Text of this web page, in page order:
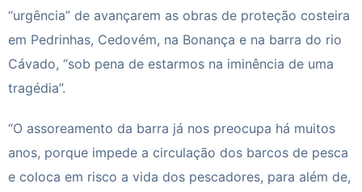
“urgência” de avançarem as obras de proteção costeira
em Pedrinhas, Cedovém, na Bonança e na barra do rio
Cávado, “sob pena de estarmos na iminência de uma
tragédia”.
“O assoreamento da barra já nos preocupa há muitos
anos, porque impede a circulação dos barcos de pesca
e coloca em risco a vida dos pescadores, para além de,